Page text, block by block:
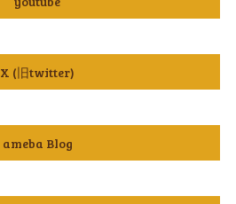
X (旧twitter)
ameba Blog